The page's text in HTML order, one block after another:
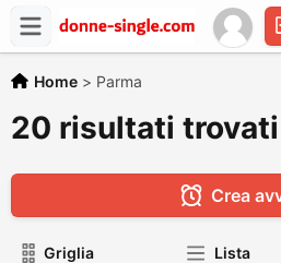
Home > Parma
20 risultati trovati
Crea
Griglia Lista